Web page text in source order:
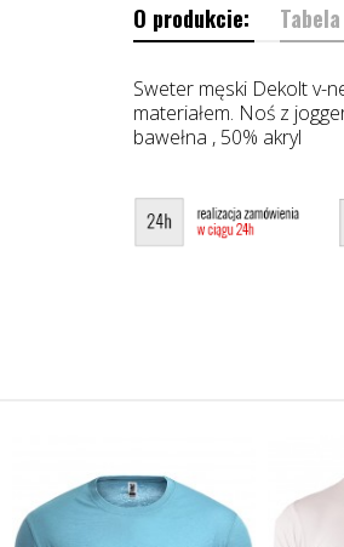
O produkcie:
Sweter męski Dekolt v-
materiałem. Noś z
bawełna , 50% akryl